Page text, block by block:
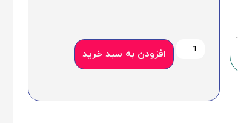
افزودن به سبد خرید